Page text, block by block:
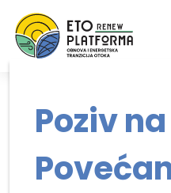
Poziv